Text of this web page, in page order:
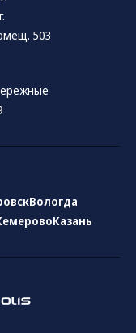
503
Вологда
Казань